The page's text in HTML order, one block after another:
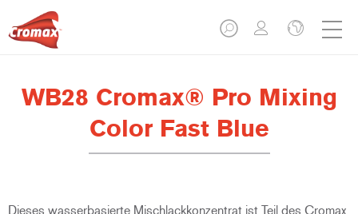
WB28 Cromax® Pro Mixing
Color Fast Blue
Dieses wasserbasierte Mischlackkonzentrat ist Teil des Cromax